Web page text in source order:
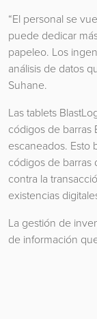
“El personal se
puede dedicar
papeleo. Los
análisis de datos
Suhane.
Las tablets
códigos de barras
escaneados. Esto
códigos de barras
contra la
existencias
La gestión de
de información